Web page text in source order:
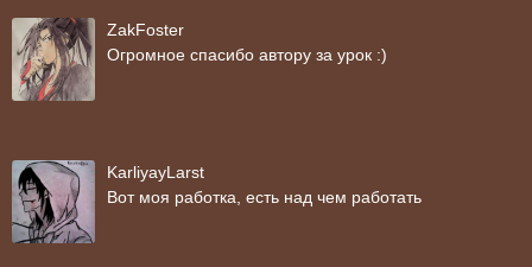
ZakFoster
Огромное спасибо автору за урок :)
KarliyayLarst
Вот моя работка, есть над чем работать